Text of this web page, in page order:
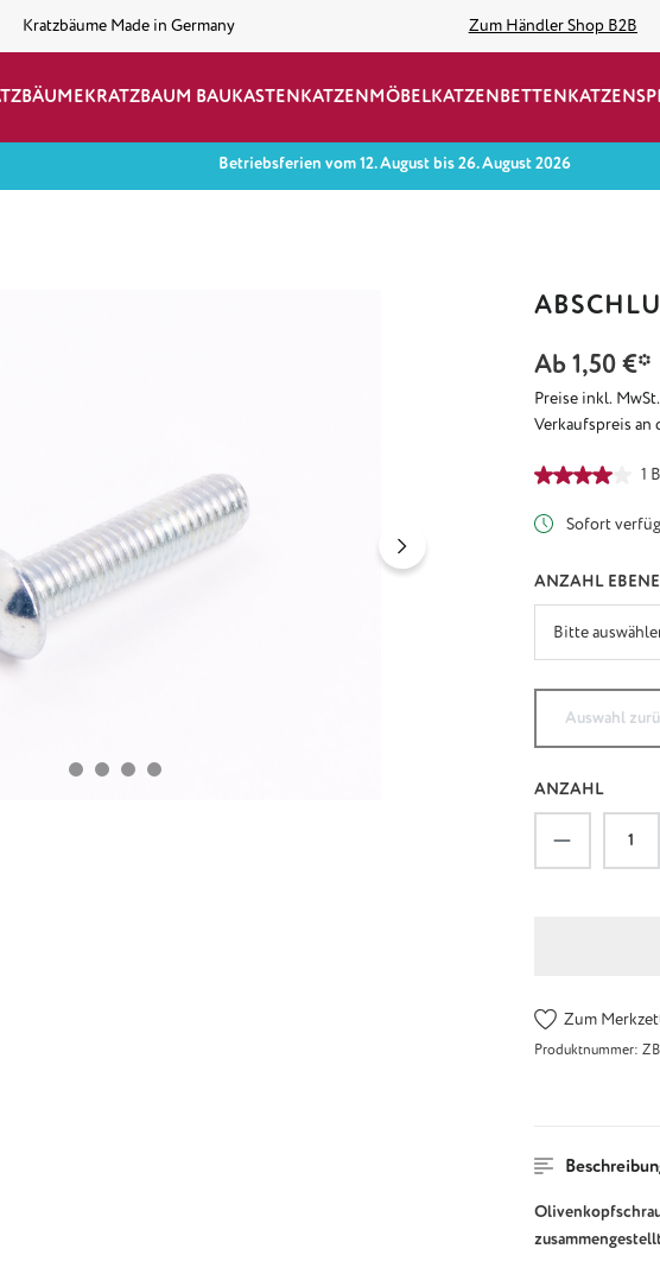
Kratzbäume Made in Germany Zum Händler Shop B2B
KRATZBAUM BAUKASTENKATZENMÖBELKATZENBETTEN
Betriebsferien vom 12. August bis 26. August 2026
Ab1,50 €*
Preise inkl.
Verkaufspreis an
1
Sofort
ANZAHL
Auswahl
ANZAHL
Produkt
Zum
Produktnummer: